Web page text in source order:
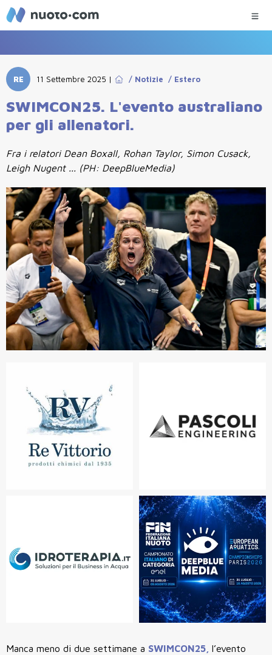
RE 11 Settembre 2025 | / Notizie / Estero
SWIMCON25. L'evento australiano
per gli allenatori.
Fra i relatori Dean Boxall, Rohan Taylor, Simon Cusack,
Leigh Nugent ... (PH: DeepBlueMedia)
Manca meno di due settimane a SWIMCON25, l’evento